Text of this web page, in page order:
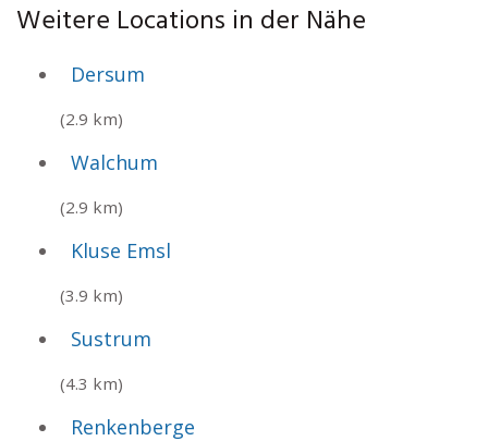
Weitere Locations in der Nähe
Dersum
(2.9 km)
Walchum
(2.9 km)
Kluse Emsl
(3.9 km)
Sustrum
(4.3 km)
Renkenberge